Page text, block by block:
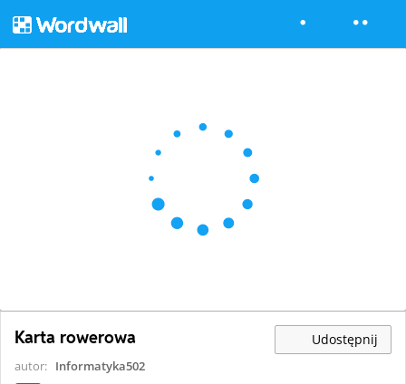
Karta rowerowa Udostępnij
autor: Informatyka502